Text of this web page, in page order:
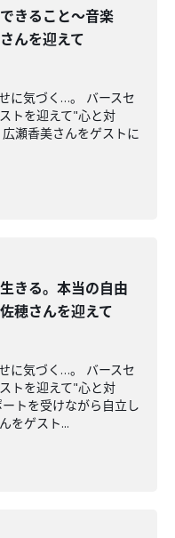
きること～音楽
んを迎えて
に気づく…。 バースセ
トを迎えて"心と対
瀬香美さんをゲストに
きる。本当の自由
穂さんを迎えて
に気づく…。 バースセ
トを迎えて"心と対
トを受けながら自立し
をゲスト...